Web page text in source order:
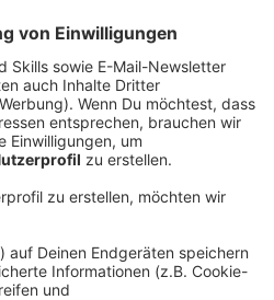
die Entscheidung von
auf. Markus Lewe ist
jeder seiner Vorgänger im